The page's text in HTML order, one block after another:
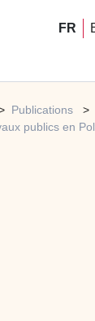
FR
Publications
publics en